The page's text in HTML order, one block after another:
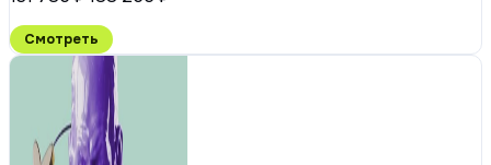
Смотреть